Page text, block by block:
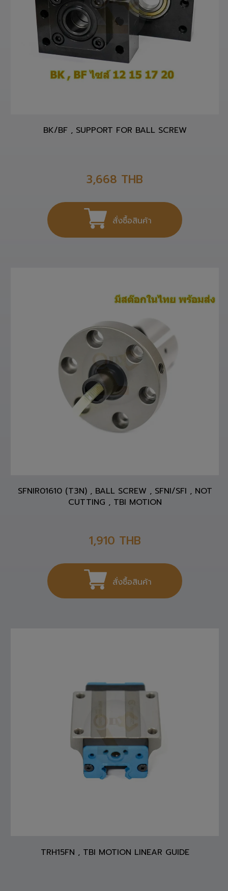
BK/BF , SUPPORT FOR BALL SCREW
3,668 THB
สั่งซื้อสินค้า
SFNIR01610 (T3N) , BALL SCREW , SFNI/SFI , NOT
CUTTING , TBI MOTION
1,910 THB
สั่งซื้อสินค้า
TRH15FN , TBI MOTION LINEAR GUIDE